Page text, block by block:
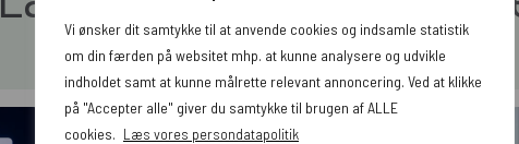
Vi ønsker dit samtykke til at anvende cookies og indsamle statistik
om din færden på websitet mhp. at kunne analysere og udvikle
indholdet samt at kunne målrette relevant annoncering. Ved at klikke
på "Accepter alle" giver du samtykke til brugen af ALLE
cookies. Læs vores persondatapolitik